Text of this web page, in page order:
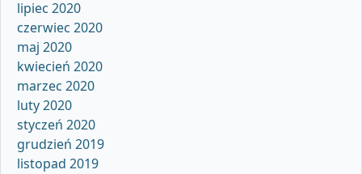
lipiec 2020
czerwiec 2020
maj 2020
kwiecień 2020
marzec 2020
luty 2020
styczeń 2020
grudzień 2019
listopad 2019